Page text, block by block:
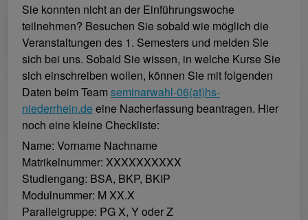
Sie konnten nicht an der Einführungswoche
teilnehmen? Besuchen Sie sobald wie möglich die
Veranstaltungen des 1. Semesters und melden Sie
sich bei uns. Sobald Sie wissen, in welche Kurse Sie
sich einschreiben wollen, können Sie mit folgenden
Daten beim Team seminarwahl-06(at)hs-
niederrhein.de eine Nacherfassung beantragen. Hier
noch eine kleine Checkliste:
Name: Vorname Nachname
Matrikelnummer: XXXXXXXXXX
Studiengang: BSA, BKP, BKIP
Modulnummer: M XX.X
Parallelgruppe: PG X, Y oder Z